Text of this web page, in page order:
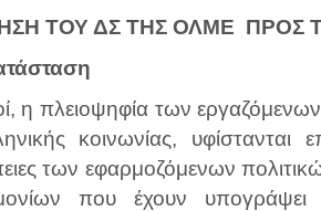
ΤΟΥ ΔΣ ΤΗΣ ΟΛΜΕ ΠΡΟΣ
η πλειοψηφία των
κοινωνίας, υφίστανται
των εφαρμοζόμενων
που έχουν υπογράψει